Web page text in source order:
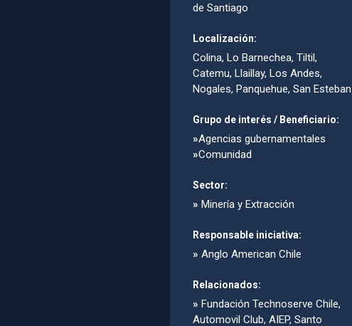
de Santiago
Localización:
Colina, Lo Barnechea, Tiltil,
Catemu, Llaillay, Los Andes,
Nogales, Panquehue, San Esteban
Grupo de interés / Beneficiario:
»Agencias gubernamentales
»Comunidad
Sector:
» Minería y Extracción
Responsable iniciativa:
» Anglo American Chile
Relacionados:
» Fundación Technoserve Chile,
Automovil Club, AIEP, Santo